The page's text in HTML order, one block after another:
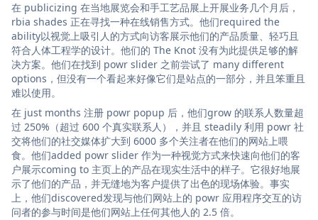
在 publicizing 在当地展览会和手工艺品展上开展业务几个月后，
rbia shades 正在寻找一种在线销售方式。他们required the
ability以视觉上吸引人的方式向访客展示他们的产品质量、轻巧且
符合人体工程学的设计。他们的 The Knot 没有为此提供足够的解
决方案。他们在找到 powr slider 之前尝试了 many different
options，但没有一个看起来好像它们是站点的一部分，并且笨重且
难以使用。
在 just months 注册 powr popup 后，他们grow 的联系人数量超
过 250%（超过 600 个真实联系人），并且 steadily 利用 powr 社
交将他们的社交媒体扩大到 6000 多个关注者在他们的网站上喂
食。他们added powr slider 作为一种视觉方式来快速向他们的客
户展示coming to 主页上的产品在现实生活中的样子。它很好地展
示了他们的产品，并无缝地为客户提供了出色的现场体验。事实
上，他们discovered发现与他们网站上的 powr 应用程序交互的访
问者的参与时间是他们网站上任何其他人的 2.5 倍。